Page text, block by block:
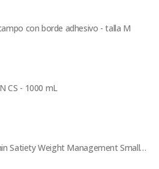
con borde adhesivo - talla M
CS - 1000 mL
Royal Canin Satiety Weight Management Small Dog - 3 kg